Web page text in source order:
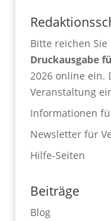
Bitte reichen
Druckausgabe
2026 online ein.
Veranstaltung
Informationen
Newsletter für
Hilfe-Seiten
Beiträge
Blog